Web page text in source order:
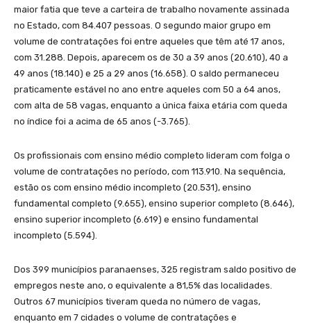
maior fatia que teve a carteira de trabalho novamente assinada
no Estado, com 84.407 pessoas. O segundo maior grupo em
volume de contratações foi entre aqueles que têm até 17 anos,
com 31.288. Depois, aparecem os de 30 a 39 anos (20.610), 40 a
49 anos (18.140) e 25 a 29 anos (16.658). O saldo permaneceu
praticamente estável no ano entre aqueles com 50 a 64 anos,
com alta de 58 vagas, enquanto a única faixa etária com queda
no índice foi a acima de 65 anos (-3.765).
Os profissionais com ensino médio completo lideram com folga o
volume de contratações no período, com 113.910. Na sequência,
estão os com ensino médio incompleto (20.531), ensino
fundamental completo (9.655), ensino superior completo (8.646),
ensino superior incompleto (6.619) e ensino fundamental
incompleto (5.594).
Dos 399 municípios paranaenses, 325 registram saldo positivo de
empregos neste ano, o equivalente a 81,5% das localidades.
Outros 67 municípios tiveram queda no número de vagas,
enquanto em 7 cidades o volume de contratações e